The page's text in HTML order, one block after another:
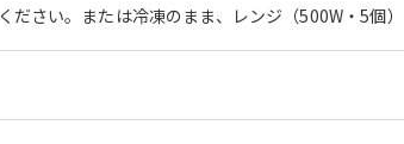
さい。または冷凍のまま、レンジ（500W・5個）